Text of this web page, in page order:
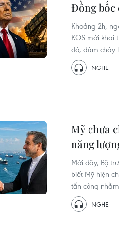
Đồng bốc
Khoảng 2h,
KOS mới khai
đó, đám cháy
NGHE
Mỹ chưa
năng
Mới đây, Bộ
biết Mỹ hiện
tấn công
NGHE